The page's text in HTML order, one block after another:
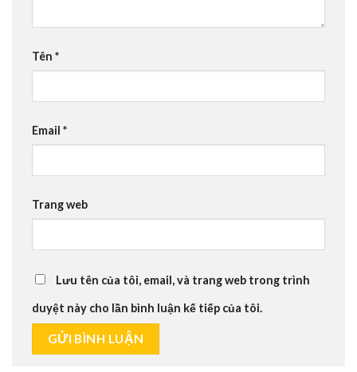
Tên *
Email *
Trang web
Lưu tên của tôi, email, và trang web trong trình
duyệt này cho lần bình luận kế tiếp của tôi.